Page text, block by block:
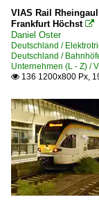
Güterverkehr
KLV
VIAS Rail
Frankfurt Höchst 
Daniel Oster
Deutschland /
Deutschland /
Unternehmen (L - Z) /
 136 1200x800 Px,